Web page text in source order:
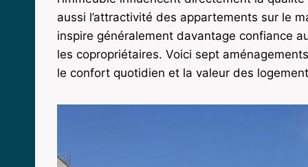
aussi l’attractivité des appartements sur le
inspire généralement davantage confiance
les copropriétaires. Voici sept
le confort quotidien et la valeur des